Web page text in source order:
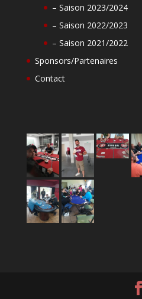
– Saison 2023/2024
– Saison 2022/2023
– Saison 2021/2022
Sponsors/Partenaires
Contact